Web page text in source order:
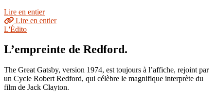
Lire en entier
Lire en entier
L'Édito
L’empreinte de Redford.
The Great Gatsby, version 1974, est toujours à l’affiche, rejoint par
un Cycle Robert Redford, qui célèbre le magnifique interprète du
film de Jack Clayton.